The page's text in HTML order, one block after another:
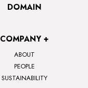
DOMAIN
COMPANY +
ABOUT
PEOPLE
SUSTAINABILITY